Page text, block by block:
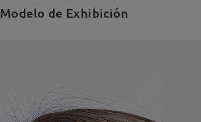
Modelo de Exhibición